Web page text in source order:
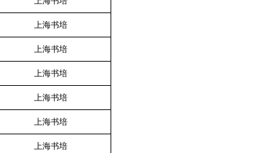
上海书培
上海书培
上海书培
上海书培
上海书培
上海书培